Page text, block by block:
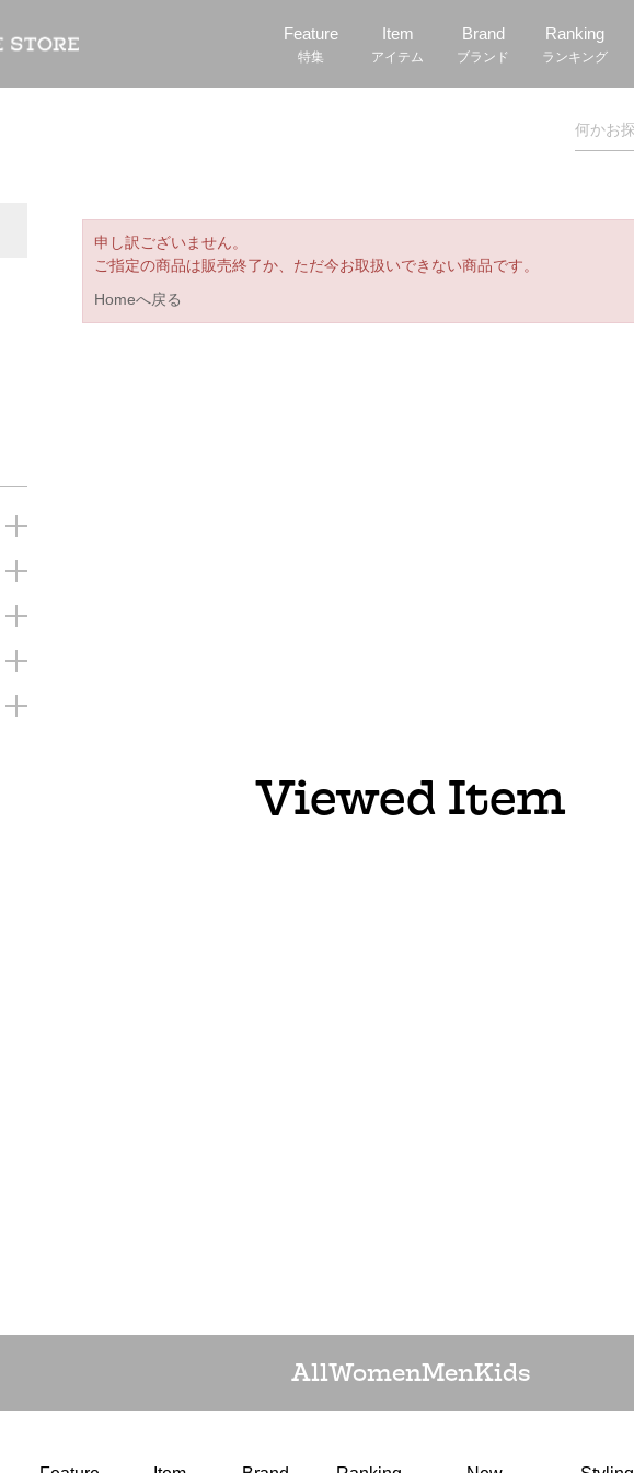
Feature
特集
Item
アイテム
Brand
ブランド
Ranking
ランキング
申し訳ございません。
ご指定の商品は販売終了か、ただ今お取扱いできない商品です。
Homeへ戻る
Viewed Item
AllWomenMenKids